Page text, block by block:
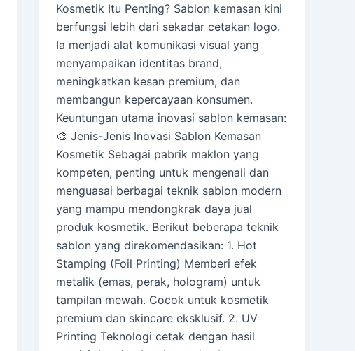
Kosmetik Itu Penting? Sablon kemasan kini
berfungsi lebih dari sekadar cetakan logo.
Ia menjadi alat komunikasi visual yang
menyampaikan identitas brand,
meningkatkan kesan premium, dan
membangun kepercayaan konsumen.
Keuntungan utama inovasi sablon kemasan:
🎨 Jenis-Jenis Inovasi Sablon Kemasan
Kosmetik Sebagai pabrik maklon yang
kompeten, penting untuk mengenali dan
menguasai berbagai teknik sablon modern
yang mampu mendongkrak daya jual
produk kosmetik. Berikut beberapa teknik
sablon yang direkomendasikan: 1. Hot
Stamping (Foil Printing) Memberi efek
metalik (emas, perak, hologram) untuk
tampilan mewah. Cocok untuk kosmetik
premium dan skincare eksklusif. 2. UV
Printing Teknologi cetak dengan hasil